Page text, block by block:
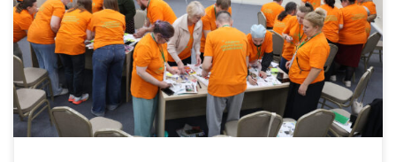
Дневник Выездной проектной лаборатории Школы наставничества СО НКО:
день второй, вечерняя глава Идеи загораются ярче, когда обретают визуальную
форму. Именно с этого настроения начался модуль